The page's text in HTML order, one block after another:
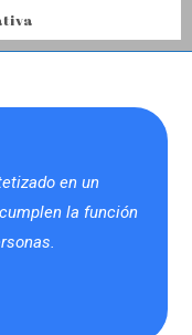
en un
la función